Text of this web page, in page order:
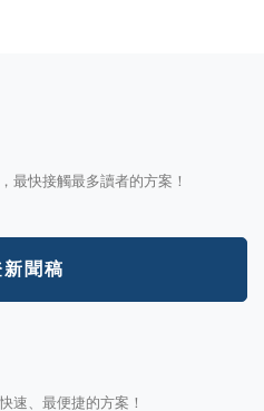
最快接觸最多讀者的方案！
聞稿
速、最便捷的方案！